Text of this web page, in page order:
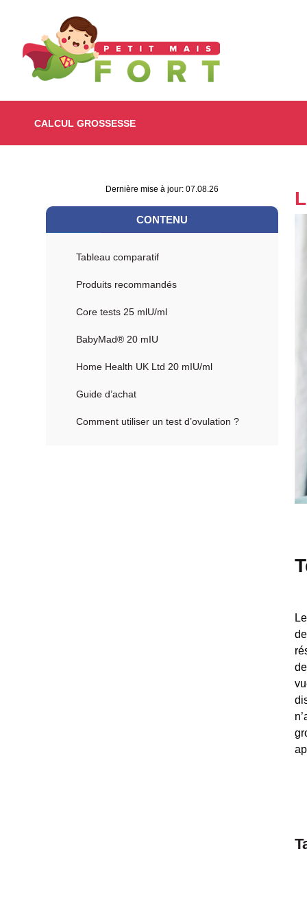
CALCUL GROSSESSE
Dernière mise à jour: 07.08.26
CONTENU
Tableau comparatif
Produits recommandés
Core tests 25 mlU/ml
BabyMad® 20 mIU
Home Health UK Ltd 20 mIU/ml
Guide d’achat
Comment utiliser un test d’ovulation ?